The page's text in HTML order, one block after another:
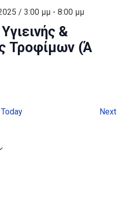
&
Τροφίμων (Ά
/ 3:00 μμ- 8:00 μμ
Today Next